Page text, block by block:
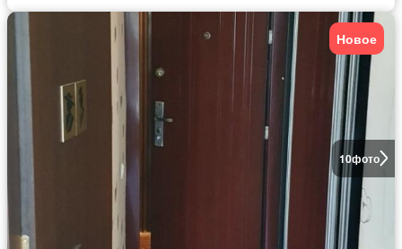
10фото
Новое